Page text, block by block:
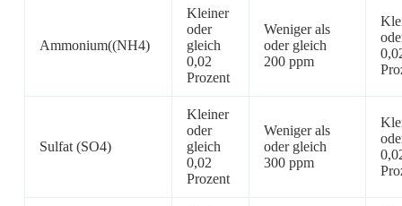
Ammonium((NH4)
Kleiner
oder
gleich
0,02
Prozent
Weniger als
oder gleich
200 ppm
Sulfat (SO4)
Kleiner
oder
gleich
0,02
Prozent
Weniger als
oder gleich
300 ppm